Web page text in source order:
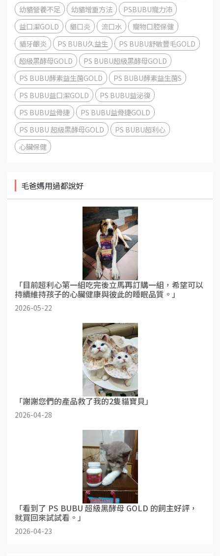
幼貓營養不足
幼貓增重方法
PSBUBU寵力沛
益口潔GOLD
貓口炎 流口水
寵物口腔保健
貓牙齦炎
PS BUBU久益生
PS BUBU舒敏豐毛GOLD
超級黑酵母GOLD
PS BUBU超級黑酵母GOLD
PS BUBU酵素益生菌GOLD
PS BUBU酵素益生菌S
PS BUBU益口潔GOLD
PS BUBU益泌復
PS BUBU益骨捷
PS BUBU益骨捷GOLD
PS BUBU 超級黑酵母GOLD
PS BUBU超利心
心臟保健
毛爸媽用過都說好
「目前超利心第一組吃完後立馬再訂購一組，希望可以
持續維持孩子的心臟健康與彼此的睡眠品質。」
2026-05-22
「謝謝您們的產品救了我的2隻貓寶貝」
2026-04-28
「看到了 PS BUBU 超級黑酵母 GOLD 的飼主好評，
就買回來試試看。」
2026-04-23